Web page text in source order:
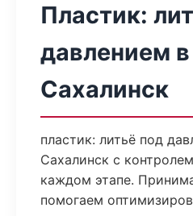
Пластик:
давлением
Сахалинск
пластик: литьё под
Сахалинск с
каждом этапе.
помогаем